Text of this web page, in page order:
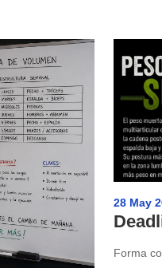
28 May
Forma